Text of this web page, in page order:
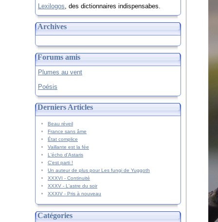
Lexilogos, des dictionnaires indispensabes.
Archives
Forums amis
Plumes au vent
Poésis
Derniers Articles
Beau réveil
France sans âme
État complice
Vaillante est la fée
L'écho d'Astaris
C'est parti !
Un auteur de plus pour Les fungi de Yuggoth
XXXVI - Continuité
XXXV - L'astre du soir
XXXIV - Pris à nouveau
Catégories